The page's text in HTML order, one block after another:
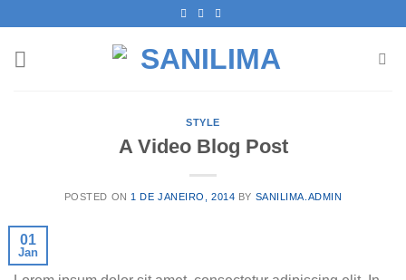
content
STYLE
A Video Blog Post
POSTED ON 1 DE JANEIRO, 2014 BY SANILIMA.ADMIN
01
Jan